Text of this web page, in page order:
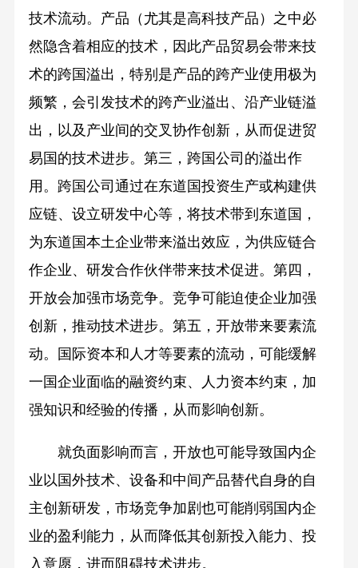
技术流动。产品（尤其是高科技产品）之中必
然隐含着相应的技术，因此产品贸易会带来技
术的跨国溢出，特别是产品的跨产业使用极为
频繁，会引发技术的跨产业溢出、沿产业链溢
出，以及产业间的交叉协作创新，从而促进贸
易国的技术进步。第三，跨国公司的溢出作
用。跨国公司通过在东道国投资生产或构建供
应链、设立研发中心等，将技术带到东道国，
为东道国本土企业带来溢出效应，为供应链合
作企业、研发合作伙伴带来技术促进。第四，
开放会加强市场竞争。竞争可能迫使企业加强
创新，推动技术进步。第五，开放带来要素流
动。国际资本和人才等要素的流动，可能缓解
一国企业面临的融资约束、人力资本约束，加
强知识和经验的传播，从而影响创新。
就负面影响而言，开放也可能导致国内企
业以国外技术、设备和中间产品替代自身的自
主创新研发，市场竞争加剧也可能削弱国内企
业的盈利能力，从而降低其创新投入能力、投
入意愿，进而阻碍技术进步。